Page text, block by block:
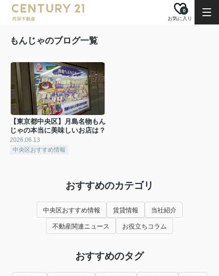
お気に入り
0
もんじゃのブログ一覧
【東京都中央区】月島名物もん
じゃの本当に美味しいお店は？
2026.06.13
中央区おすすめ情報
おすすめのカテゴリ
中央区おすすめ情報 賃貸情報 当社紹介
不動産関連ニュース お役立ちコラム
おすすめのタグ